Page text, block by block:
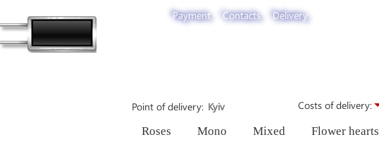
Payment Contacts Delivery
Point of delivery Costs of delivery:
Roses Mono Mixed Flower hearts